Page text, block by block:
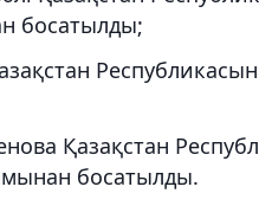
босатылды;
Қазақстан
босатылды.